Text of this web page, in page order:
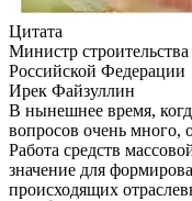
Цитата
Министр
Российской Федерации
Ирек Файзуллин
В нынешнее время,
вопросов очень много,
Работа средств
значение для
происходящих